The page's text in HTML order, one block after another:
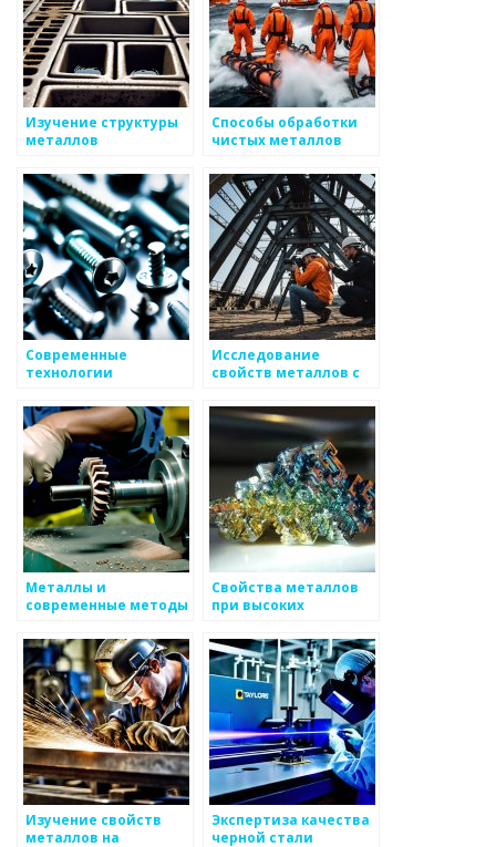
Изучение структуры
металлов
Способы обработки
чистых металлов
Современные
технологии
улучшения металлов
Исследование
свойств металлов с
нанотехнологий
Металлы и
современные методы
Свойства металлов
при высоких
Изучение свойств
металлов на
Экспертиза качества
черной стали